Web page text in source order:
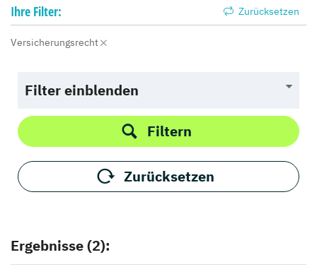
Ihre Filter: Zurücksetzen
Versicherungsrecht
Filter einblenden
Filtern
Zurücksetzen
Ergebnisse (2):